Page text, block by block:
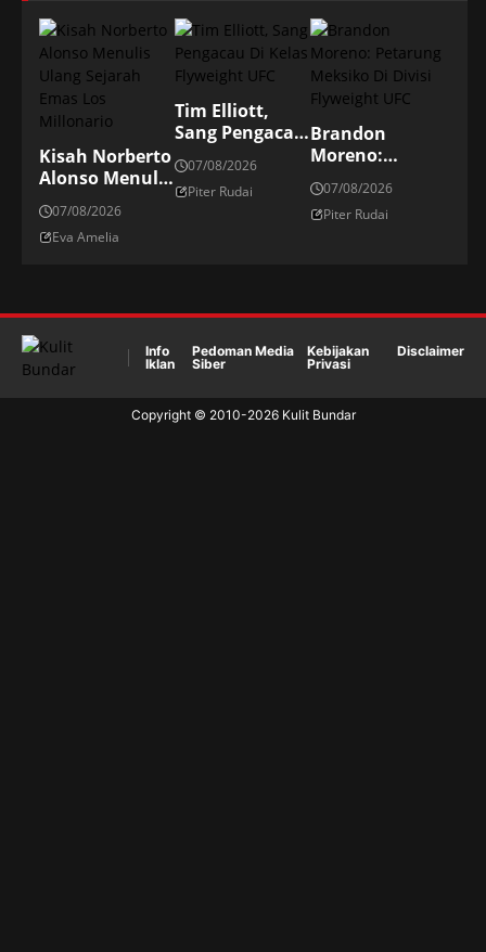
Kisah Norberto
Alonso Menulis
Ulang Sejarah
Emas Los
Millonario
07/08/2026
Eva Amelia
Tim Elliott,
Sang Pengacau
Di Kelas
Flyweight UFC
07/08/2026
Piter Rudai
Brandon
Moreno:
Petarung
Meksiko Di
Divisi
07/08/2026
Piter Rudai
Info
Iklan
Pedoman Media
Siber
Kebijakan
Privasi
Disclaimer
Copyright © 2010-2026Kulit Bundar